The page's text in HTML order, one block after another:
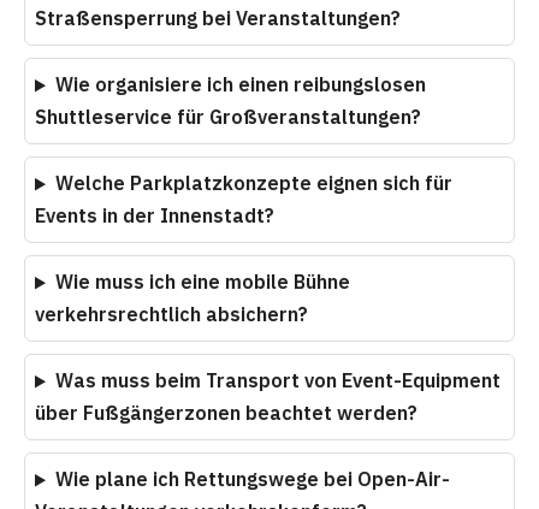
Straßensperrung bei Veranstaltungen?
Wie organisiere ich einen reibungslosen
Shuttleservice für Großveranstaltungen?
Welche Parkplatzkonzepte eignen sich für
Events in der Innenstadt?
Wie muss ich eine mobile Bühne
verkehrsrechtlich absichern?
Was muss beim Transport von Event-Equipment
über Fußgängerzonen beachtet werden?
Wie plane ich Rettungswege bei Open-Air-